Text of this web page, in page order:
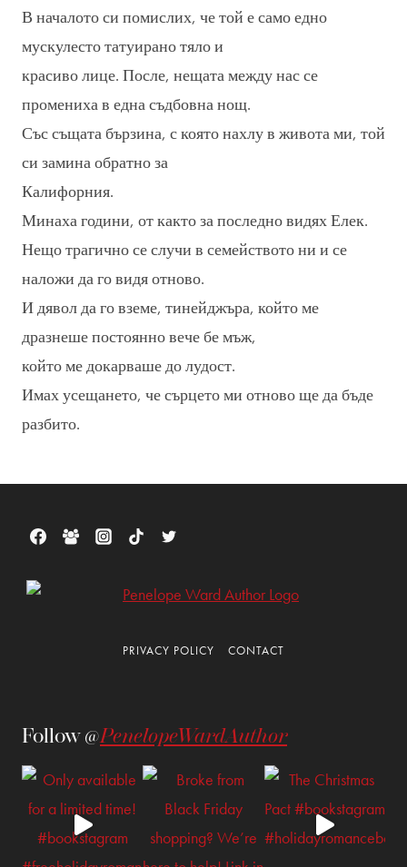
В началото си помислих, че той е само едно
мускулесто татуирано тяло и
красиво лице. После, нещата между нас се
промениха в една съдбовна нощ.
Със същата бързина, с която нахлу в живота ми, той
си замина обратно за
Калифорния.
Минаха години, от както за последно видях Елек.
Нещо трагично се случи в семейството ни и се
наложи да го видя отново.
И дявол да го вземе, тинейджъра, който ме
дразнеше постоянно вече бе мъж,
който ме докарваше до лудост.
Имах усещането, че сърцето ми отново ще да бъде
разбито.
PRIVACY POLICY CONTACT
Follow @PenelopeWardAuthor